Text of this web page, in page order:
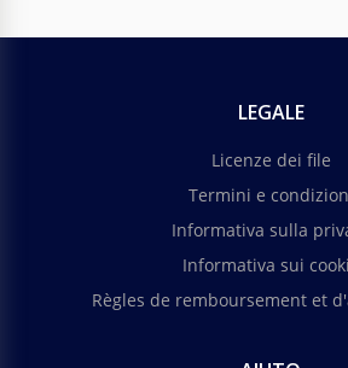
LEGALE
Licenze dei file
Termini e
Informativa sulla
Informativa sui
Règles de remboursement et